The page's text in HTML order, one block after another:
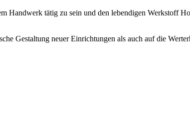
Handwerk tätig zu sein und den lebendigen Werkstoff
Gestaltung neuer Einrichtungen als auch auf die